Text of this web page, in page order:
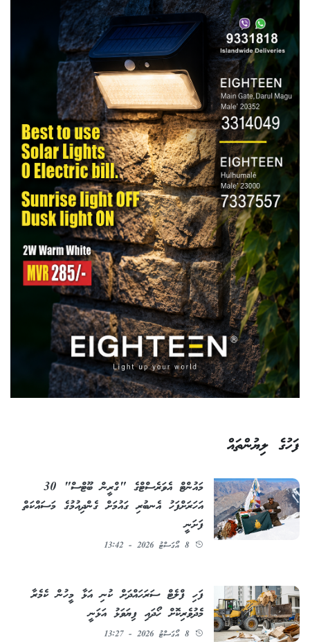
ފަހުގެ ލިޔުންތައް
މައުންޓް އެވަރެސްޓްގެ "ގްރީން ބޫޓްސް" 30
އަހަރަށްފަހު އެނބުރި ގައުމަށް ގެންދިއުމުގެ މަސައްކަތް
ފަށަނީ
8 އޯގަސްޓު 2026 - 13:42
ފަހި ފްލެޓް ސަރަހައްދަށް ކުނި އަޅާ މީހުން ކެމެރާ
މެދުވެރިކޮށް ހޯދައި ފިޔަވަޅު އަޅަނީ
8 އޯގަސްޓު 2026 - 13:27